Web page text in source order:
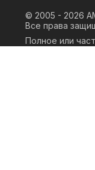
© 2005 - 2026
Все права
Полное или